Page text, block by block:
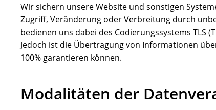
Wir sichern unsere Website und sonstigen
Zugriff, Veränderung oder Verbreitung durch
bedienen uns dabei des Codierungssystems TLS
Jedoch ist die Übertragung von Informationen
100% garantieren können.
Modalitäten der